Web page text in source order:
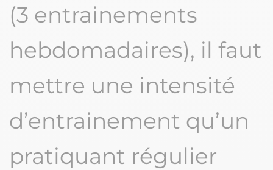
(3 entrainements
hebdomadaires), il faut
mettre une intensité
d’entrainement qu’un
pratiquant régulier